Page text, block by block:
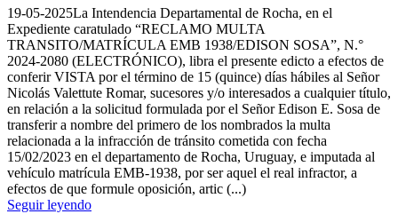
19-05-2025La Intendencia Departamental de Rocha, en el
Expediente caratulado “RECLAMO MULTA
TRANSITO/MATRÍCULA EMB 1938/EDISON SOSA”, N.°
2024-2080 (ELECTRÓNICO), libra el presente edicto a efectos de
conferir VISTA por el término de 15 (quince) días hábiles al Señor
Nicolás Valettute Romar, sucesores y/o interesados a cualquier título,
en relación a la solicitud formulada por el Señor Edison E. Sosa de
transferir a nombre del primero de los nombrados la multa
relacionada a la infracción de tránsito cometida con fecha
15/02/2023 en el departamento de Rocha, Uruguay, e imputada al
vehículo matrícula EMB-1938, por ser aquel el real infractor, a
efectos de que formule oposición, artic (...)
Seguir leyendo